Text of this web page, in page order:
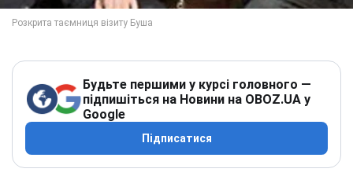
Будьте першими у курсі головного —
підпишіться на Новини на OBOZ.UA у
Google
Підписатися